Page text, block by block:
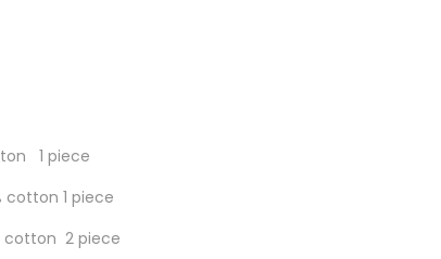
1 piece
cotton 1 piece
cotton 2 piece